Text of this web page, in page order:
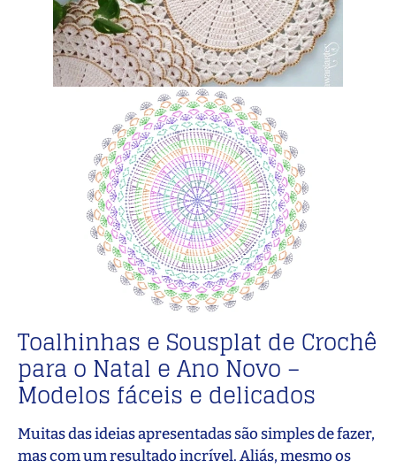
Toalhinhas e Sousplat de Crochê
para o Natal e Ano Novo –
Modelos fáceis e delicados
Muitas das ideias apresentadas são simples de fazer,
mas com um resultado incrível. Aliás, mesmo os